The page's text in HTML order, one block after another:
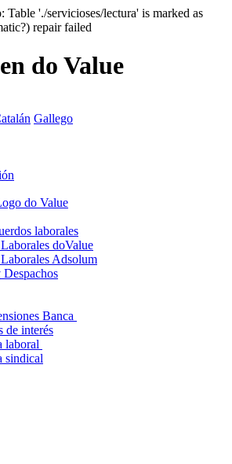
Table './servicioses/lectura' is marked as
repair failed
do Value
Gallego
laborales
doValue
Adsolum
Banca
de interés
laboral
sindical